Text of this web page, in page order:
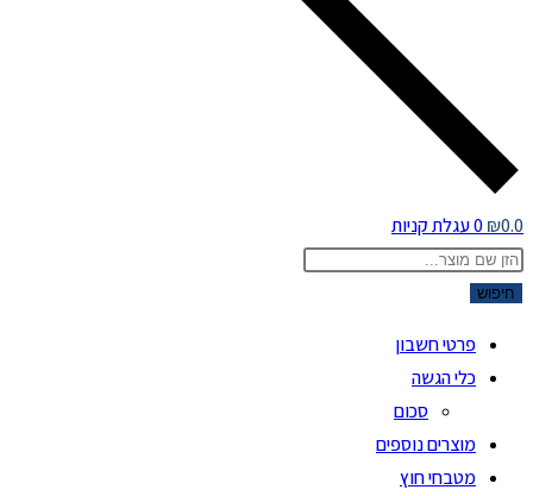
₪0.0
0 עגלת קניות
Products
search
חיפוש
פרטי חשבון
כלי הגשה
סכום
מוצרים נוספים
מטבחי חוץ